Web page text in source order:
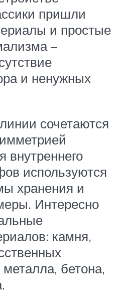
пришли
и простые
–
и ненужных
сочетаются
внутреннего
используются
хранения и
Интересно
камня,
металла, бетона,